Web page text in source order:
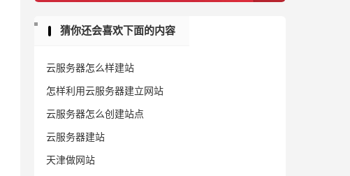
猜你还会喜欢下面的内容
云服务器怎么样建站
怎样利用云服务器建立网站
云服务器怎么创建站点
云服务器建站
天津做网站